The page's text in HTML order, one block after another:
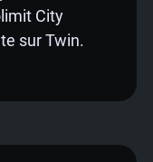
City
sur Twin.